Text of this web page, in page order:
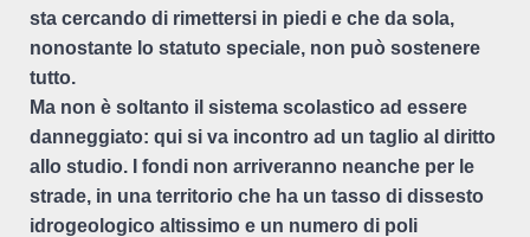
sta cercando di rimettersi in piedi e che da sola,
nonostante lo statuto speciale, non può sostenere
tutto.
Ma non è soltanto il sistema scolastico ad essere
danneggiato: qui si va incontro ad un taglio al diritto
allo studio. I fondi non arriveranno neanche per le
strade, in una territorio che ha un tasso di dissesto
idrogeologico altissimo e un numero di poli